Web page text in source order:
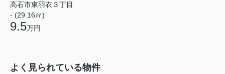
高石市東羽衣３丁目
- (29.16㎡)
9.5万円
よく見られている物件